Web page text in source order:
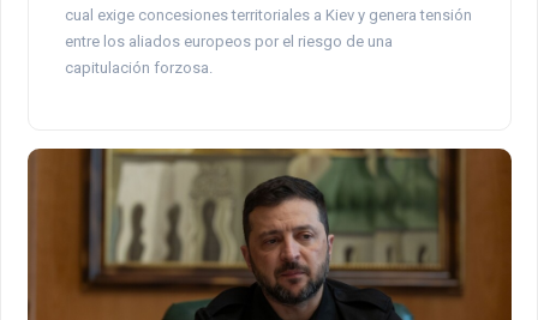
cual exige concesiones territoriales a Kiev y genera tensión
entre los aliados europeos por el riesgo de una
capitulación forzosa.